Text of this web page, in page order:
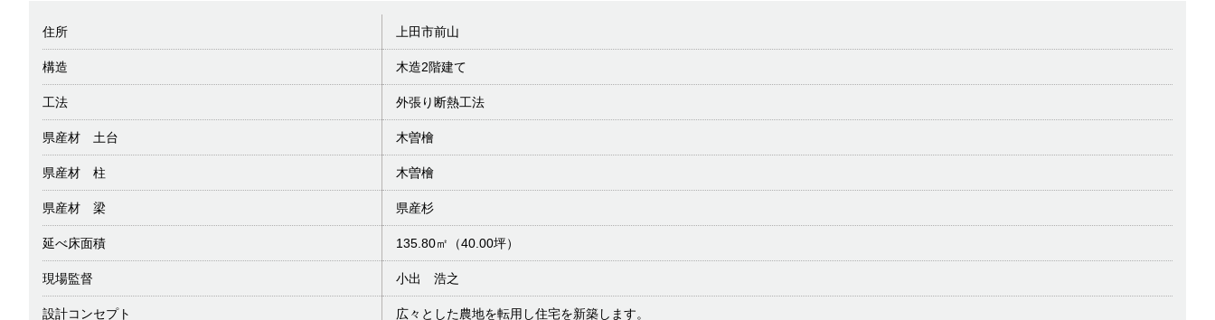
住所 上田市前山
構造 木造2階建て
工法 外張り断熱工法
県産材 土台 木曽檜
県産材 柱 木曽檜
県産材 梁 県産杉
延べ床面積 135.80㎡（40.00坪）
現場監督 小出 浩之
設計コンセプト
広々とした農地を転用し住宅を新築します。